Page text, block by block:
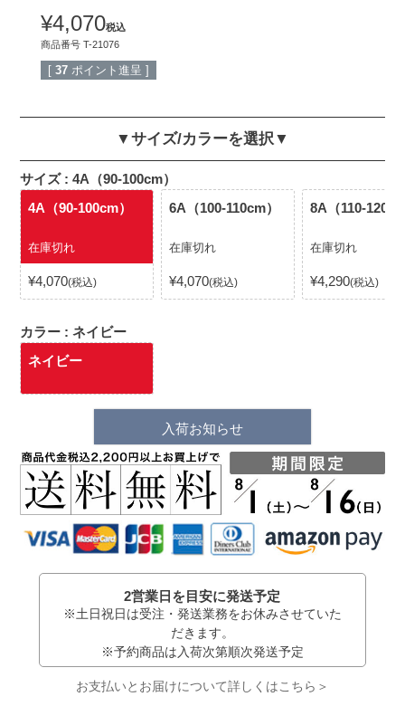
¥4,070税込
商品番号 T-21076
[ 37 ポイント進呈 ]
▼サイズ/カラーを選択▼
サイズ
4A（90-100cm）
4A（90-100cm）
在庫切れ
¥4,070 税込
6A（100-110cm）
在庫切れ
¥4,070 税込
8A（110-
在庫切れ
¥4,290 税込
カラー
ネイビー
ネイビー
入荷お知らせ
2営業日を目安に発送予定
※土日祝日は受注・発送業務をお休みさせていた
だきます。
※予約商品は入荷次第順次発送予定
お支払いとお届けについて詳しくはこちら＞